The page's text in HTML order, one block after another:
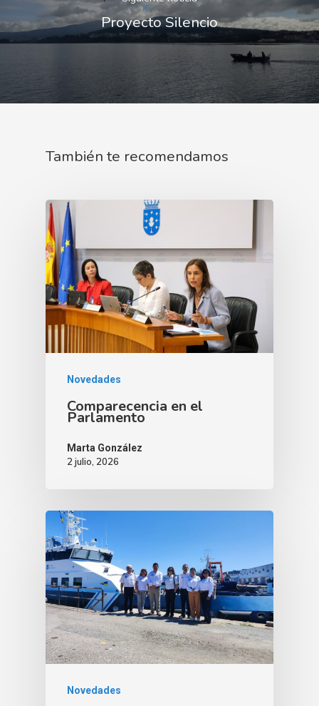
Proyecto Silencio
También te recomendamos
Novedades
Comparecencia en el
Parlamento
Marta González
2 julio, 2026
Novedades